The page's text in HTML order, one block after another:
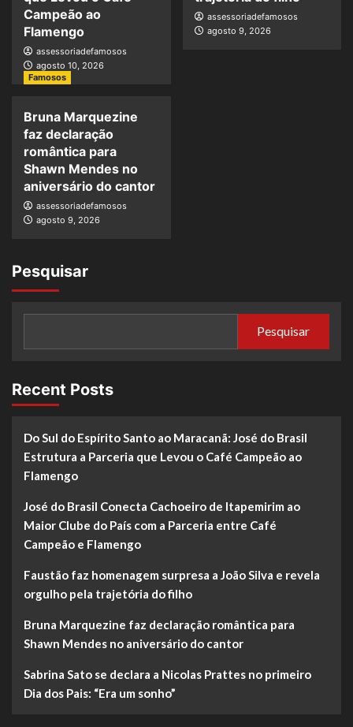
Campeão ao
Flamengo
assessoriadefamosos
agosto 10, 2026
assessoriadefamosos
agosto 9, 2026
Famosos
Bruna Marquezine
faz declaração
romântica para
Shawn Mendes no
aniversário do cantor
assessoriadefamosos
agosto 9, 2026
Pesquisar
Pesquisar
Recent Posts
Do Sul do Espírito Santo ao Maracanã: José do Brasil
Estrutura a Parceria que Levou o Café Campeão ao
Flamengo
José do Brasil Conecta Cachoeiro de Itapemirim ao
Maior Clube do País com a Parceria entre Café
Campeão e Flamengo
Faustão faz homenagem surpresa a João Silva e revela
orgulho pela trajetória do filho
Bruna Marquezine faz declaração romântica para
Shawn Mendes no aniversário do cantor
Sabrina Sato se declara a Nicolas Prattes no primeiro
Dia dos Pais: “Era um sonho”